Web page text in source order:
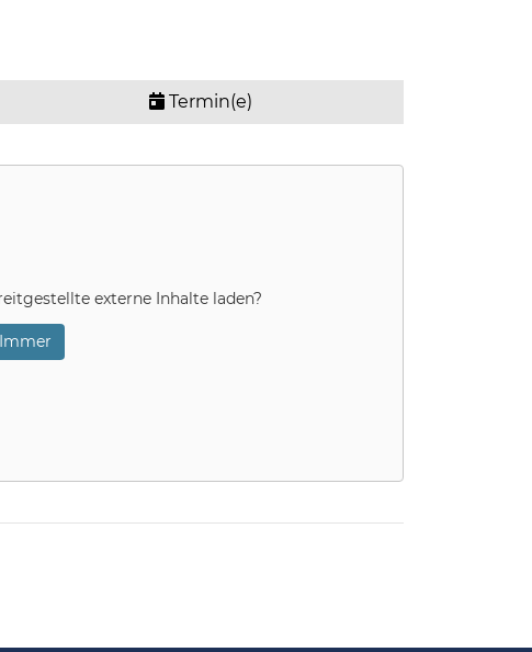
Termin(e)
externe Inhalte laden?
Immer